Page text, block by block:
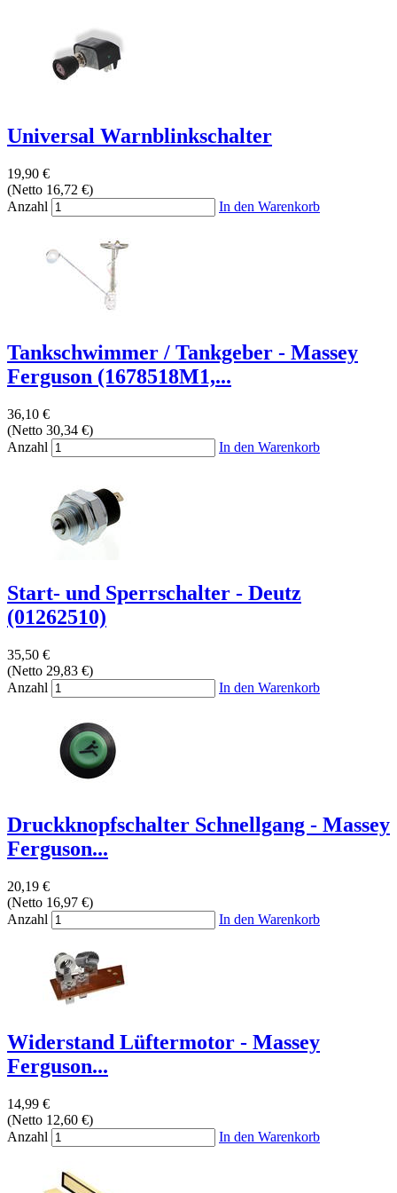
Universal Warnblinkschalter
19,90 €
(Netto 16,72 €)
Anzahl
In den Warenkorb
Tankschwimmer / Tankgeber - Massey
Ferguson (1678518M1,...
36,10 €
(Netto 30,34 €)
Anzahl
In den Warenkorb
Start- und Sperrschalter - Deutz
(01262510)
35,50 €
(Netto 29,83 €)
Anzahl
In den Warenkorb
Druckknopfschalter Schnellgang - Massey
Ferguson...
20,19 €
(Netto 16,97 €)
Anzahl
In den Warenkorb
Widerstand Lüftermotor - Massey
Ferguson...
14,99 €
(Netto 12,60 €)
Anzahl
In den Warenkorb